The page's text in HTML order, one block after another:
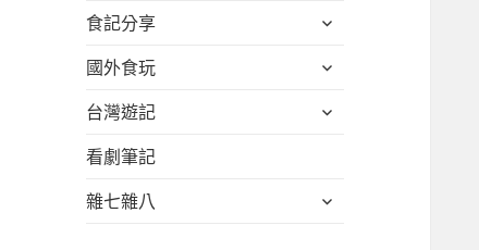
食記分享
展
子
單
國外食玩
展
子
台灣遊記
展
單
看劇筆記
雜七雜八
展